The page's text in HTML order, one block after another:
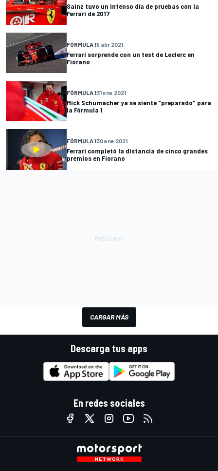
Sainz tuvo un intenso día de pruebas con la
Ferrari de 2017
FÓRMULA 19 abr 2021
Ferrari sorprende con un test de Leclerc en
Fiorano
FÓRMULA 131 ene 2021
Mick Schumacher ya se siente "preparado" para
la Fórmula 1
FÓRMULA 130 ene 2021
Ferrari completó la distancia de cinco grandes
premios en Fiorano
CARGAR MÁS
Descarga tus apps
En redes sociales